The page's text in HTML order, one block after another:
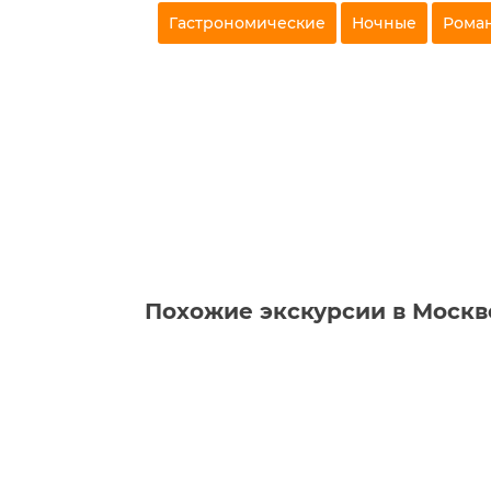
Гастрономические Ночные
Похожие экскурсии в